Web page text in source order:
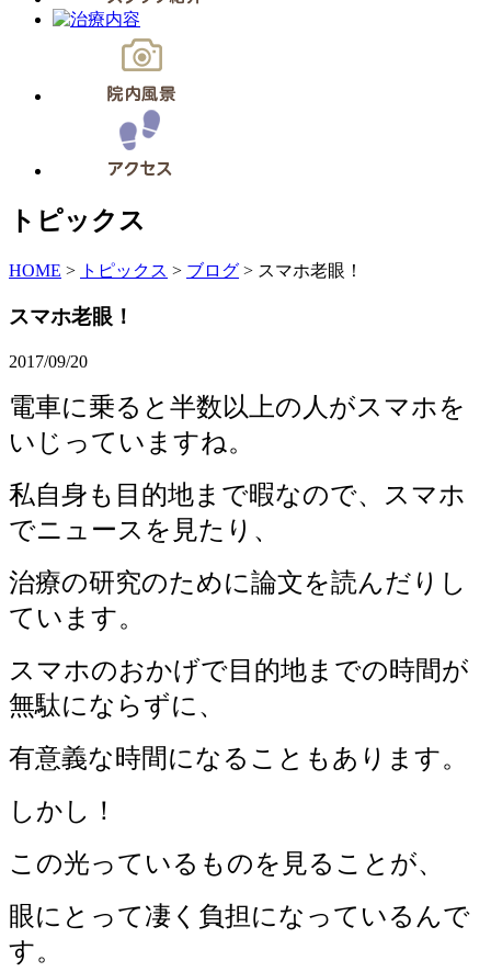
トピックス
HOME > トピックス > ブログ > スマホ老眼！
スマホ老眼！
2017/09/20
電車に乗ると半数以上の人がスマホを
いじっていますね。
私自身も目的地まで暇なので、スマホ
でニュースを見たり、
治療の研究のために論文を読んだりし
ています。
スマホのおかげで目的地までの時間が
無駄にならずに、
有意義な時間になることもあります。
しかし！
この光っているものを見ることが、
眼にとって凄く負担になっているんで
す。